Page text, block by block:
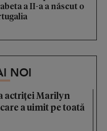
a II-a a născut o
NOI
actriței Marilyn
a uimit pe toată